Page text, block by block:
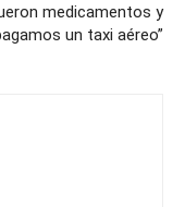
medicamentos y
un taxi aéreo”